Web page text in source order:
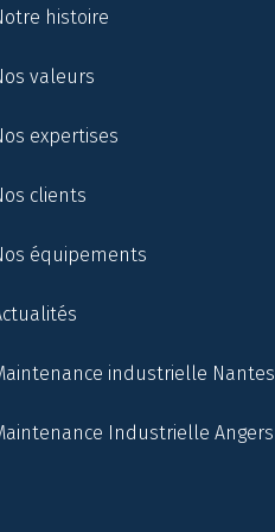
histoire
valeurs
expertises
clients
équipements
industrielle Nantes
Industrielle Angers